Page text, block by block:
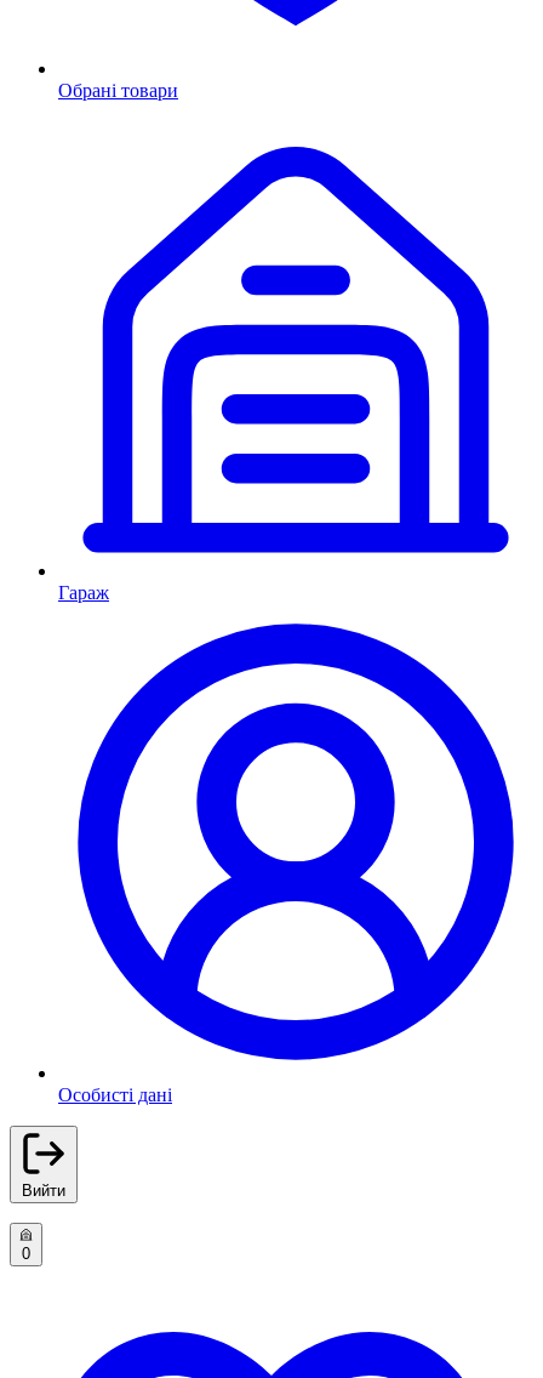
Обрані товари
Гараж
Особисті дані
Вийти
0